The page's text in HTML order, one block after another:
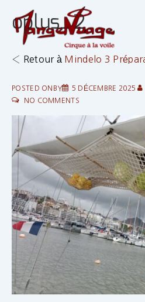
passer
principal
oplus_2
‹ Retour à Mindelo 3
POSTED ONBY 5 DÉCEMBRE 2025
NO COMMENTS